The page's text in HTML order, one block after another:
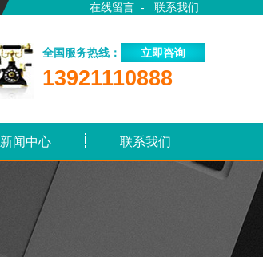
在线留言 - 联系我们
全国服务热线： 立即咨询
13921110888
新闻中心 联系我们